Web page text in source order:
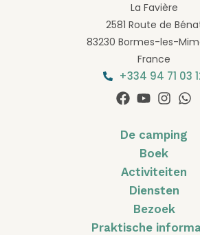
La Favière
2581 Route de
83230 Bormes-les-
France
+334 94 71 03
De camping
Boek
Activiteiten
Diensten
Bezoek
Praktische